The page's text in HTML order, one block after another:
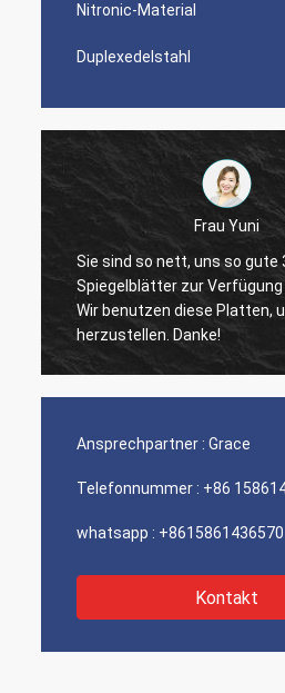
Nitronic-Material
Duplexedelstahl
uns so gute 304
Verfügung zu stellen.
Platten, um Aufzüge
Ansprechpartner : Grace
Telefonnummer : +86
whatsapp : +8615861436570
Kontakt